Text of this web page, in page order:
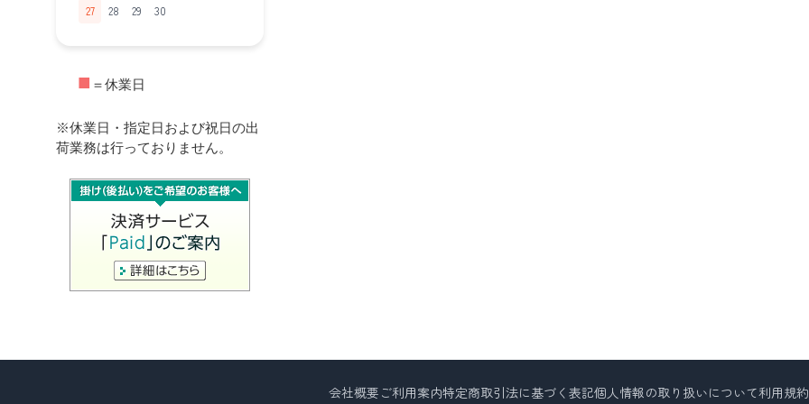
27
28 29 30
■ ＝休業日
※休業日・指定日および祝日の出
荷業務は行っておりません。
会社概要 ご利用案内特定商取引法に基づく表記個人情報の取り扱いについて利用規約